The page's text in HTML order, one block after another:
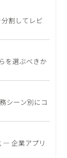
割してレビ
を選ぶべきか
シーン別にコ
― 企業アプリ